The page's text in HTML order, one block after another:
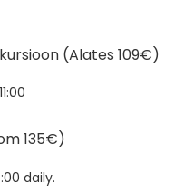
(Alates 109€)
135€)
daily.